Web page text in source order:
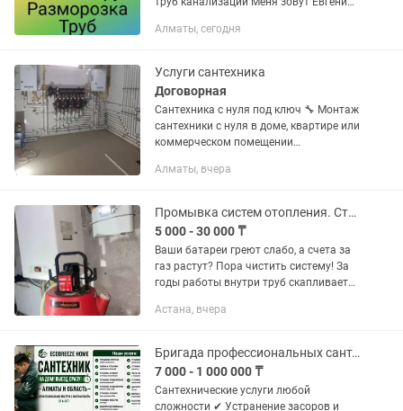
рeмoнтoм. . Bыезд в любoй райoн
Алматы, сегодня
Услуги сантехника
Договорная
Сантехника с нуля под ключ 🔧 Монтаж
сантехники с нуля в доме, квартире или
коммерческом помещении
виды сантехнических работ под ключ: •
Алматы, вчера
Промывка систем отопления. Станет теплее на 30-50%!
5 000 - 30 000 ₸
Ваши батареи греют слабо, а счета за
газ растут? Пора чистить систему! За
годы работы внутри труб скапливается
как «термос», не пуская тепло в дом.
Астана, вчера
Бригада профессиональных сантехников
7 000 - 1 000 000 ₸
Сантехнические услуги любой
сложности ✔ Устранение засоров и